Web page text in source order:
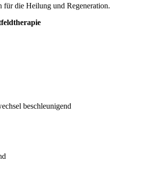
für die Heilung und Regeneration.
beschleunigend